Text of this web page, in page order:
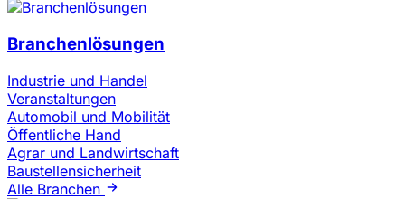
Branchenlösungen
Industrie und Handel
Veranstaltungen
Automobil und Mobilität
Öffentliche Hand
Agrar und Landwirtschaft
Baustellensicherheit
Alle Branchen